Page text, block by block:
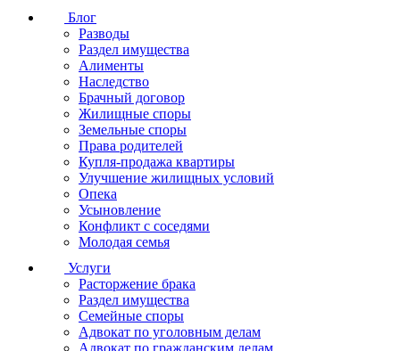
Блог
Разводы
Раздел имущества
Алименты
Наследство
Брачный договор
Жилищные споры
Земельные споры
Права родителей
Купля-продажа квартиры
Улучшение жилищных условий
Опека
Усыновление
Конфликт с соседями
Молодая семья
Услуги
Расторжение брака
Раздел имущества
Семейные споры
Адвокат по уголовным делам
Адвокат по гражданским делам